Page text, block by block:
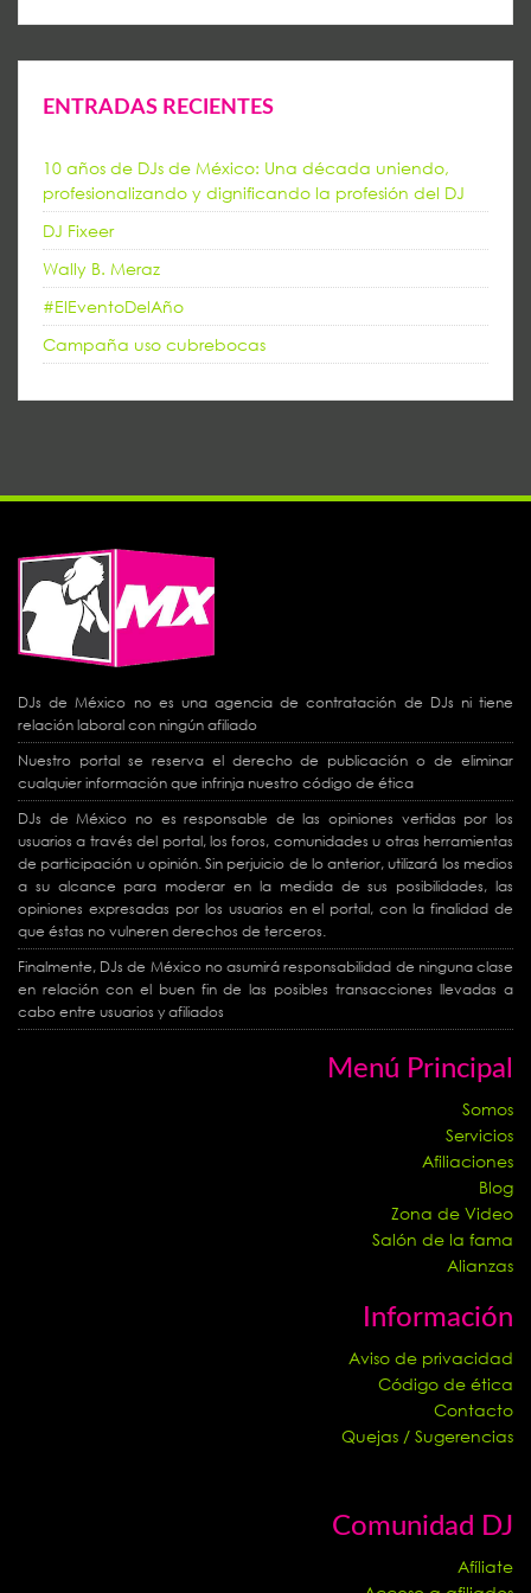
ENTRADAS RECIENTES
10 años de DJs de México: Una década uniendo,
profesionalizando y dignificando la profesión del DJ
DJ Fixeer
Wally B. Meraz
#ElEventoDelAño
Campaña uso cubrebocas
DJs de México no es una agencia de contratación de DJs ni tiene
relación laboral con ningún afiliado
Nuestro portal se reserva el derecho de publicación o de eliminar
cualquier información que infrinja nuestro código de ética
DJs de México no es responsable de las opiniones vertidas por los
usuarios a través del portal, los foros, comunidades u otras herramientas
de participación u opinión. Sin perjuicio de lo anterior, utilizará los medios
a su alcance para moderar en la medida de sus posibilidades, las
opiniones expresadas por los usuarios en el portal, con la finalidad de
que éstas no vulneren derechos de terceros.
Finalmente, DJs de México no asumirá responsabilidad de ninguna clase
en relación con el buen fin de las posibles transacciones llevadas a
cabo entre usuarios y afiliados
Menú Principal
Somos
Servicios
Afiliaciones
Blog
Zona de Video
Salón de la fama
Alianzas
Información
Aviso de privacidad
Código de ética
Contacto
Quejas / Sugerencias
Comunidad DJ
Afíliate